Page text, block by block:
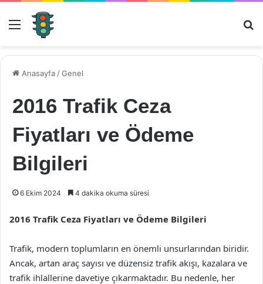
Menü
Anasayfa /Genel
2016 Trafik Ceza
Fiyatları ve Ödeme
Bilgileri
6 Ekim 2024 4 dakika okuma süresi
2016 Trafik Ceza Fiyatları ve Ödeme Bilgileri
Trafik, modern toplumların en önemli unsurlarından biridir.
Ancak, artan araç sayısı ve düzensiz trafik akışı, kazalara ve
trafik ihlallerine davetiye çıkarmaktadır. Bu nedenle, her